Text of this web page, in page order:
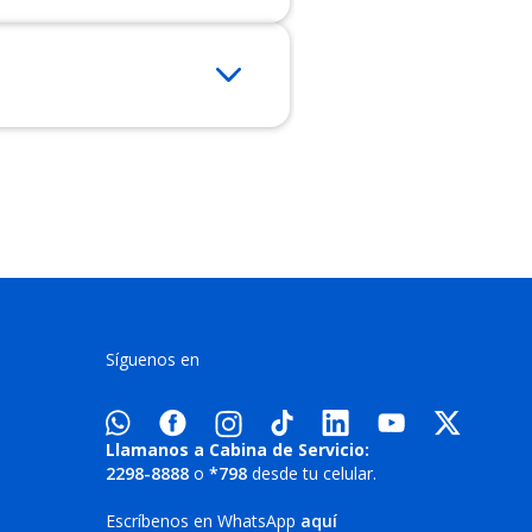
Síguenos en
Llamanos a Cabina de Servicio:
2298-8888 o *798 desde tu celular.
Escríbenos en WhatsApp aquí